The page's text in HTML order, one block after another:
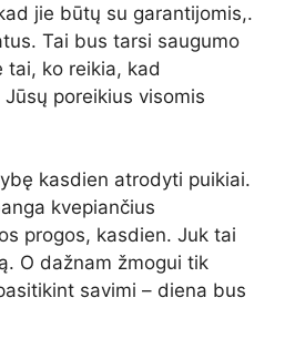
jie būtų su garantijomis,.
Tai bus tarsi saugumo
tai, ko reikia, kad
poreikius visomis
kasdien atrodyti puikiai.
kvepiančius
progos, kasdien. Juk tai
O dažnam žmogui tik
savimi – diena bus